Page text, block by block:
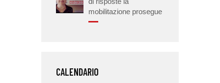
mobilitazione prosegue
CALENDARIO